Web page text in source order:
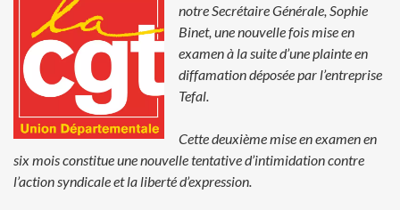
notre Secrétaire Générale, Sophie
Binet, une nouvellefois mise en
examen à la suite d’une plainte en
diffamation déposée par l’entreprise
Tefal.
Cette deuxième mise en examen en
six mois constitue une nouvelletentative d’intimidation contre
l’action syndicale et la liberté d’expression.